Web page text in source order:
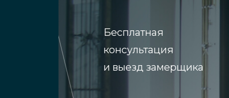
улучшенные
податливость в обработке;
Бесплатная
консультация
и выезд замерщика